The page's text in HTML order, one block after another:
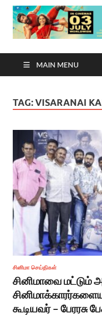
MAIN MENU
TAG:VISARANAI
சினிமா செய்திகள்
சினிமாவை மட்டும்
கூடியவர் – பேரரசு